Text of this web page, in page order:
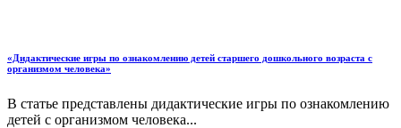
«Дидактические игры по ознакомлению детей старшего дошкольного возраста с
организмом человека»
В статье представлены дидактические игры по ознакомлению
детей с организмом человека...